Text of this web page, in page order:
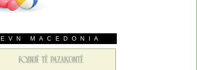
EVN MACEDONIA